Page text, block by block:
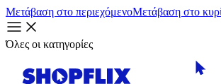
Μετάβαση στο περιεχόμενοΜετάβαση στο
Όλες οι κατηγορίες